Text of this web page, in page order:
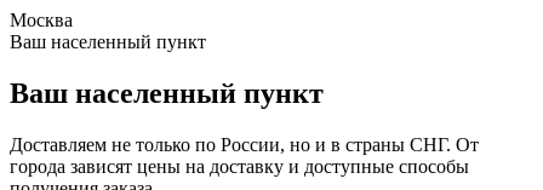
Москва
Ваш населенный пункт
Ваш населенный пункт
Доставляем не только по России, но и в страны СНГ. От
города зависят цены на доставку и доступные способы